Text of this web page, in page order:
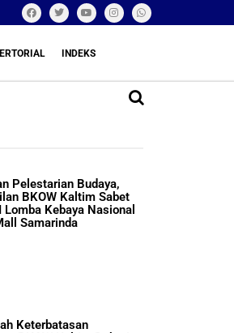
INDEKS
Pelestarian Budaya,
BKOW Kaltim Sabet
Lomba Kebaya Nasional
Samarinda
Keterbatasan